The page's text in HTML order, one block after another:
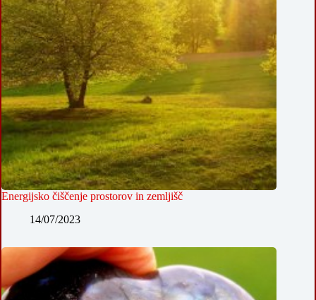
Energijsko čiščenje prostorov in zemljišč
14/07/2023